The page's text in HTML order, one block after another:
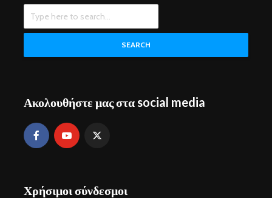
SEARCH
Ακολουθήστε μας στα social media
Χρήσιμοι σύνδεσμοι